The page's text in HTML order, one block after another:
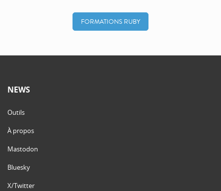
FORMATIONS RUBY
NEWS
Outils
À propos
Mastodon
Bluesky
X/Twitter